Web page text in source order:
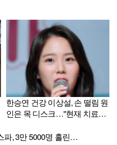
한승연 건강 이상설, 손 떨림 원
인은 목 디스크…"현재 치료
, 3만 5000명 홀린…